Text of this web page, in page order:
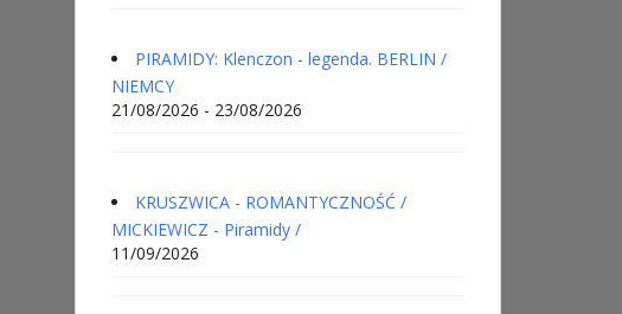
PIRAMIDY: Klenczon - legenda. BERLIN /
NIEMCY
21/08/2026 - 23/08/2026
KRUSZWICA - ROMANTYCZNOŚĆ /
MICKIEWICZ - Piramidy /
11/09/2026